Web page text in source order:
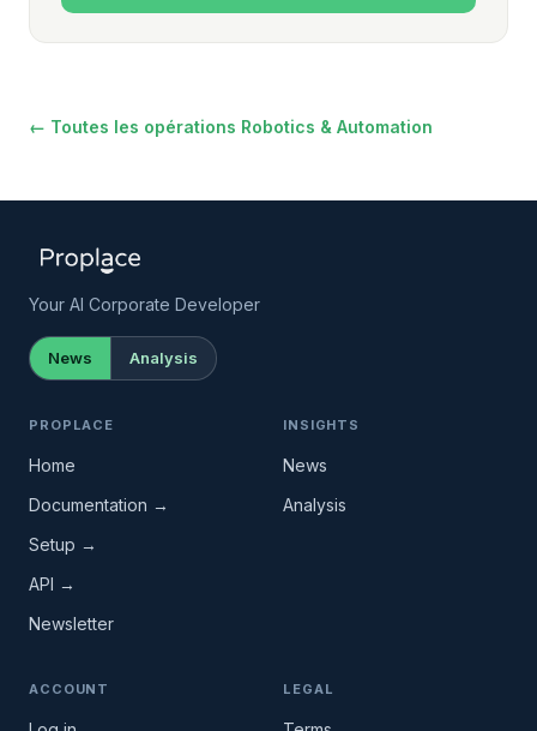
← Toutes les opérations Robotics & Automation
Your AI Corporate Developer
News Analysis
PROPLACE
Home
Documentation →
Setup →
API →
Newsletter
INSIGHTS
News
Analysis
ACCOUNT LEGAL